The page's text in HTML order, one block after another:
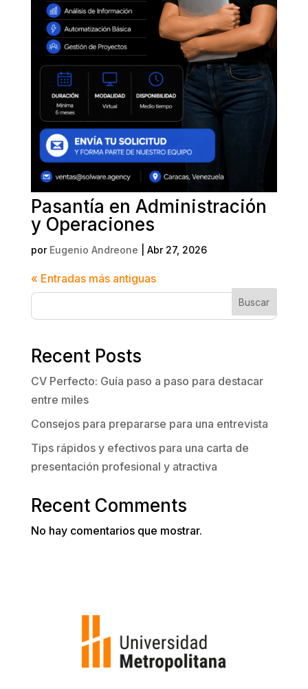
Pasantía en Administración
y Operaciones
por Eugenio Andreone Abr 27, 2026
« Entradas más antiguas
Buscar
Recent Posts
CV Perfecto: Guía paso a paso para destacar
entre miles
Consejos para prepararse para una entrevista
Tips rápidos y efectivos para una carta de
presentación profesional y atractiva
Recent Comments
No hay comentarios que mostrar.